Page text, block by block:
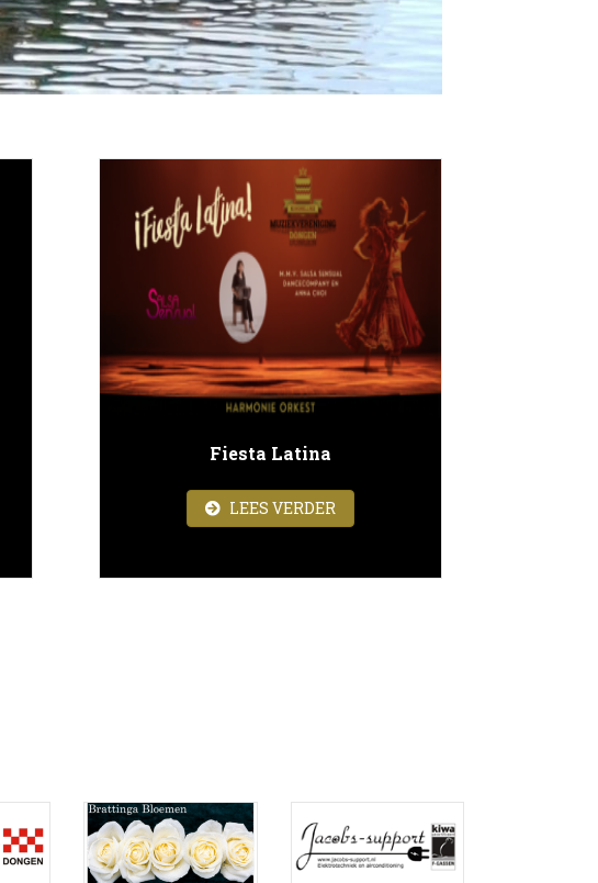
Fiesta Latina
LEES VERDERABOUT FIESTA LATINA